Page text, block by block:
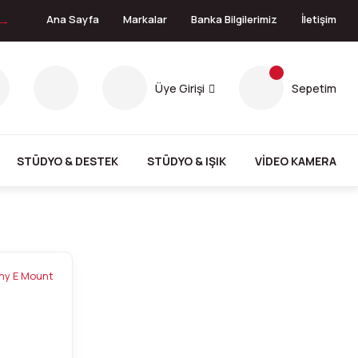
Ana Sayfa Markalar Banka Bilgilerimiz İletişim
Üye Girişi Sepetim
STÜDYO & DESTEK STÜDYO & IŞIK VİDEO KAMERA